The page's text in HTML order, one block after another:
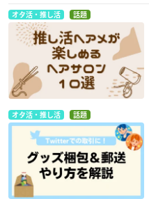
オタ活・推し活 話題
オタ活・推し活 話題